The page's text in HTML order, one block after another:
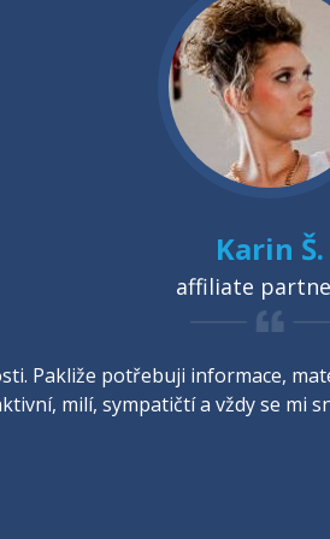
Karin Š.
affiliate
Pakliže potřebuji informace,
milí, sympatičtí a vždy se mi